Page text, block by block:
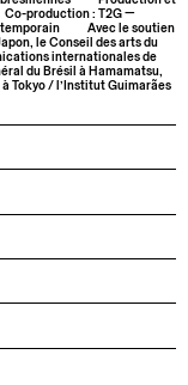
Co-production : T2G —
Avec le soutien
le Conseil des arts du
internationales de
du Brésil à Hamamatsu,
Tokyo / l’Institut Guimarães